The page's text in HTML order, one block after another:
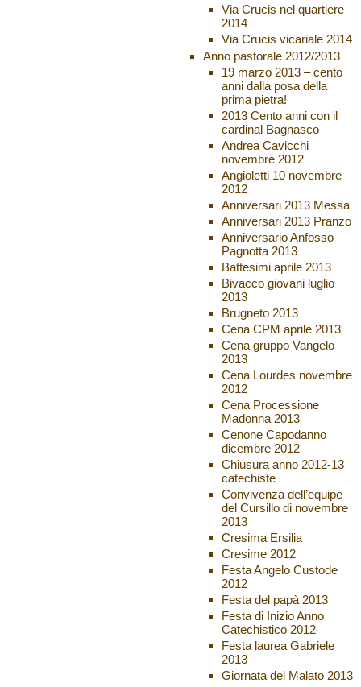
Via Crucis nel quartiere
2014
Via Crucis vicariale 2014
Anno pastorale 2012/2013
19 marzo 2013 – cento
anni dalla posa della
prima pietra!
2013 Cento anni con il
cardinal Bagnasco
Andrea Cavicchi
novembre 2012
Angioletti 10 novembre
2012
Anniversari 2013 Messa
Anniversari 2013 Pranzo
Anniversario Anfosso
Pagnotta 2013
Battesimi aprile 2013
Bivacco giovani luglio
2013
Brugneto 2013
Cena CPM aprile 2013
Cena gruppo Vangelo
2013
Cena Lourdes novembre
2012
Cena Processione
Madonna 2013
Cenone Capodanno
dicembre 2012
Chiusura anno 2012-13
catechiste
Convivenza dell’equipe
del Cursillo di novembre
2013
Cresima Ersilia
Cresime 2012
Festa Angelo Custode
2012
Festa del papà 2013
Festa di Inizio Anno
Catechistico 2012
Festa laurea Gabriele
2013
Giornata del Malato 2013